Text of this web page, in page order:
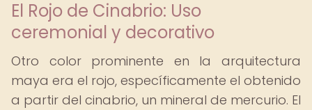
El Rojo de Cinabrio: Uso
ceremonial y decorativo
Otro color prominente en la arquitectura
maya era el rojo, específicamente el obtenido
a partir del cinabrio, un mineral de mercurio. El